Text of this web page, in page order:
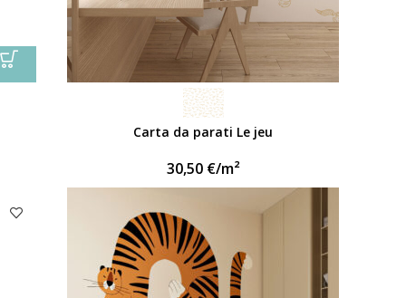
Carta da parati Le jeu
30,50 €/m²